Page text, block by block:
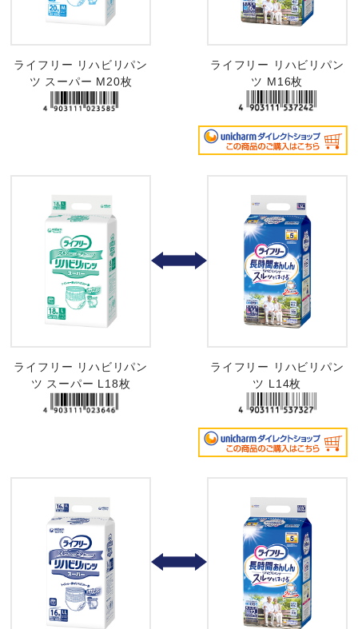
ライフリー リハビリパン
ツ スーパー M20枚
ライフリー リハビリパン
ツ M16枚
ライフリー リハビリパン
ツ スーパー L18枚
ライフリー リハビリパン
ツ L14枚